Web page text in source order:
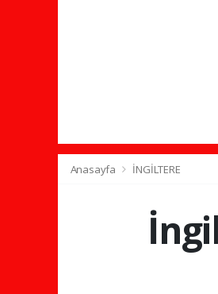
Anasayfa İNGİLTERE